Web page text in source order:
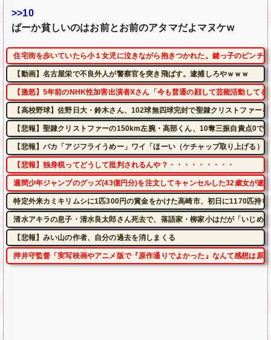
>>10
ばーか貧しいのはお前とお前のアタマだよマヌケw
住宅街を歩いていたら小１女児に泣きながら抱きつかれた。鍵っ子のピン
【動画】名古屋栄で不良外人が警察官を突き飛ばす。逮捕しろやｗｗｗ
【激怒】5年前のNHK性加害出演者Xさん「今も普通の顔して芸能活動して
【高校野球】佐野日大・鈴木さん、102球無四球完封で聖隷クリストファー
【悲報】聖隷クリストファーの150km左腕・高部くん、10奪三振自責点0で
【悲報】バカ「アジフライうめー」ワイ「ほーい（ケチャップ取り上げる）
【悲報】独身税ってどうして批判されるんや？・・・・・・・・・
週間少年ジャンプのグッズ(43億円分)を注文してキャンセルした32歳女が逮捕
特定外来カミキリムシに1匹300円の賞金をかけた高崎市、初日に1170匹持ち
清水アキラの息子・清水良太郎さん死去で、落語家・柳家小はだが「いじめ
【悲報】みい山の作者、自分の過去を消しまくる
押井守監督「実写映画やアニメ版で『原作通りでよかった』なんて感想は原